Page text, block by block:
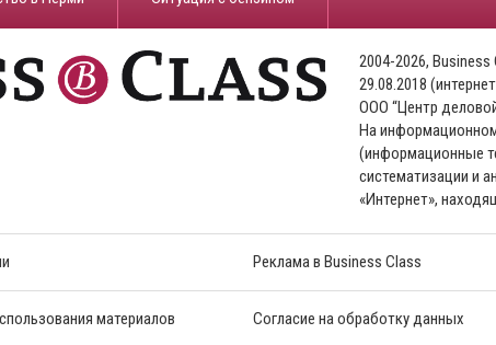
2004-2026, Business
29.08.2018
ООО “Центр
На
(информационные
систематизации и
«Интернет»,
Реклама в Business Class
материалов Согласие на обработку данных